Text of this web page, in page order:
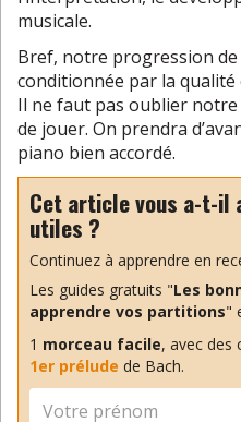
musicale.
Bref, notre progression
conditionnée par la qualité
Il ne faut pas oublier
de jouer. On prendra
piano bien accordé.
Cet article vous a-t-il
utiles ?
Continuez à apprendre en
Les guides gratuits "Les
apprendre vos partitions"
1 morceau facile, avec des
1er prélude de Bach.